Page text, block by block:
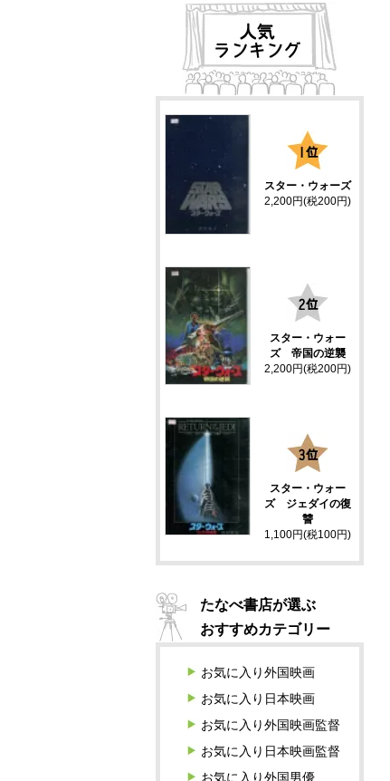
スター・ウォーズ
2,200円(税200円)
スター・ウォー
ズ 帝国の逆襲
2,200円(税200円)
スター・ウォー
ズ ジェダイの復
讐
1,100円(税100円)
たなべ書店が選ぶ
おすすめカテゴリー
お気に入り外国映画
お気に入り日本映画
お気に入り外国映画監督
お気に入り日本映画監督
お気に入り外国男優